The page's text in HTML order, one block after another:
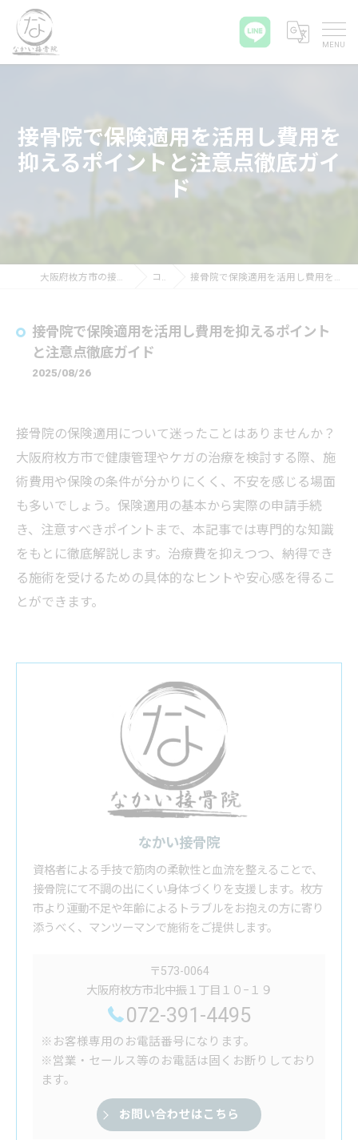
接骨院で保険適用を活用し費用を
抑えるポイントと注意点徹底ガイ
ド
大阪府枚方市の接骨院ならなかい接骨院 コラム 接骨院で保険適用を活用し費用を抑えるポイントと注意点徹底ガイド
接骨院で保険適用を活用し費用を抑えるポイント
と注意点徹底ガイド
2025/08/26
接骨院の保険適用について迷ったことはありませんか？
大阪府枚方市で健康管理やケガの治療を検討する際、施
術費用や保険の条件が分かりにくく、不安を感じる場面
も多いでしょう。保険適用の基本から実際の申請手続
き、注意すべきポイントまで、本記事では専門的な知識
をもとに徹底解説します。治療費を抑えつつ、納得でき
る施術を受けるための具体的なヒントや安心感を得るこ
とができます。
なかい接骨院
資格者による手技で筋肉の柔軟性と血流を整えることで、
接骨院にて不調の出にくい身体づくりを支援します。枚方
市より運動不足や年齢によるトラブルをお抱えの方に寄り
添うべく、マンツーマンで施術をご提供します。
〒573-0064
大阪府枚方市北中振１丁目１０−１９
072-391-4495
※お客様専用のお電話番号になります。
※営業・セールス等のお電話は固くお断りしており
ます。
お問い合わせはこちら